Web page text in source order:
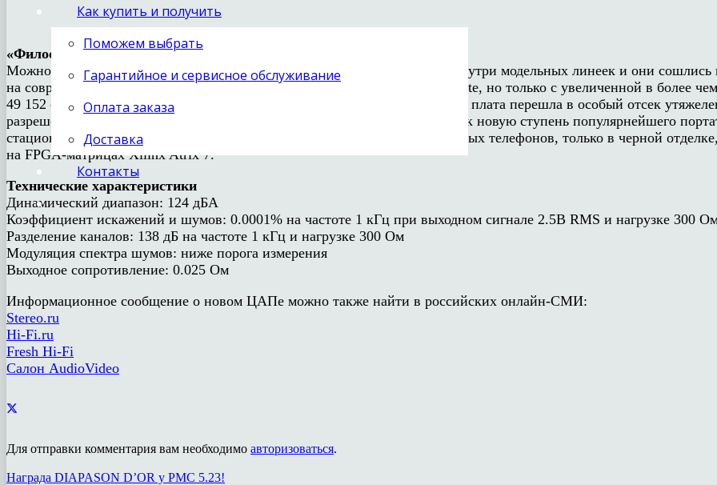
Как купить и получить
Поможем выбрать
Гарантийное и сервисное обслуживание
Оплата заказа
Доставка
Контакты
«Философия» новой модели в линейке Chord Electronics
Можно предположить, что разработчики задали два вектора эволюции внутри модельных линеек и они
на современной элементной базе проверенного стационарного ЦАПа 2Qute, но только с увеличенной в более
49 152 отвода). В сравнении с 2Qute уменьшились габариты, материнская плата перешла в особый отсек
разрешение на основных входах. Будет верным и рассматривать Qutest как новую ступень популярнейшего
стационарный его вариант — без аккумулятора, без усилителя для головных телефонов, только в черной
на FPGA-матрицах Xilinx Atrix 7.
Технические характеристики
Динамический диапазон: 124 дБА
Коэффициент искажений и шумов: 0.0001% на частоте 1 кГц при выходном сигнале 2.5В RMS и нагрузке 300
Разделение каналов: 138 дБ на частоте 1 кГц и нагрузке 300 Ом
Модуляция спектра шумов: ниже порога измерения
Выходное сопротивление: 0.025 Ом
Информационное сообщение о новом ЦАПе можно также найти в российских онлайн-СМИ:
Stereo.ru
Hi-Fi.ru
Fresh Hi-Fi
Салон AudioVideo
Для отправки комментария вам необходимо авторизоваться.
Награда DIAPASON D’OR у PMC 5.23!